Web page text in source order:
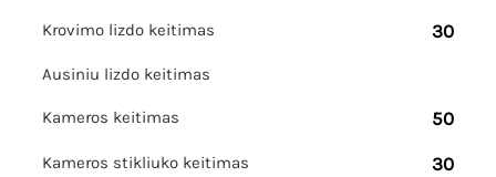
Krovimo lizdo keitimas 30
Ausiniu lizdo keitimas
Kameros keitimas 50
Kameros stikliuko keitimas 30